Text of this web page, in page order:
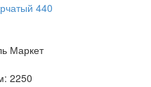
440
Маркет
2250